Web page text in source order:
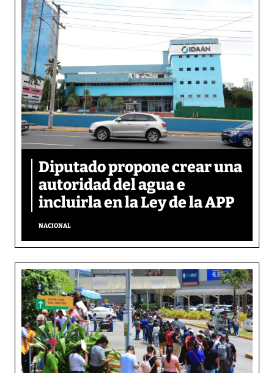
Diputado propone crear una
autoridad del agua e
incluirla en la Ley de la APP
NACIONAL